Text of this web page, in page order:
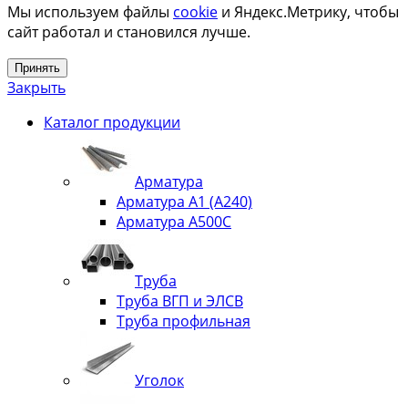
Мы используем файлы cookie и Яндекс.Метрику, чтобы
сайт работал и становился лучше.
Принять
Закрыть
Каталог продукции
Арматура
Арматура А1 (А240)
Арматура А500С
Труба
Труба ВГП и ЭЛСВ
Труба профильная
Уголок